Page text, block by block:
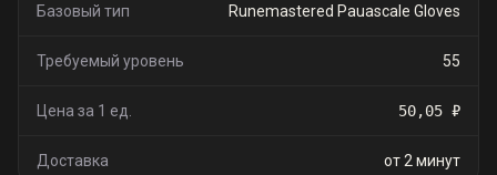
Базовый тип Runemastered Pauascale Gloves
Требуемый уровень 55
Цена за 1 ед. 50,05 ₽
Доставка от 2 минут